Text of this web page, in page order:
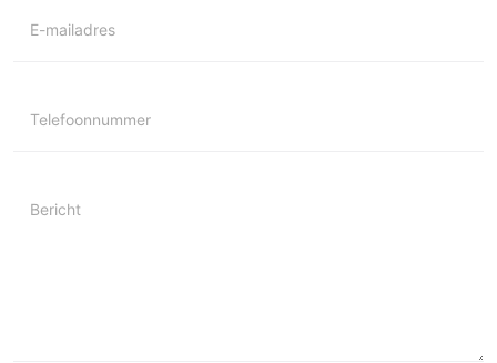
E-mailadres
Telefoonnummer
Bericht